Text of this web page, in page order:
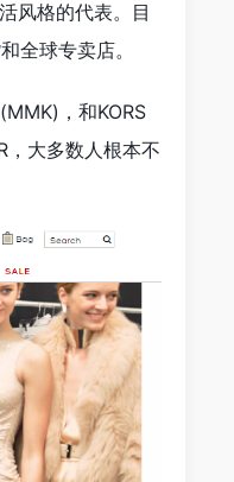
风格的代表。目
全球专卖店。
，和KORS
大多数人根本不